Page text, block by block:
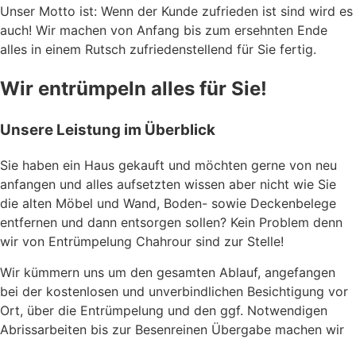
Unser Motto ist: Wenn der Kunde zufrieden ist sind wird es
auch! Wir machen von Anfang bis zum ersehnten Ende
alles in einem Rutsch zufriedenstellend für Sie fertig.
Wir entrümpeln alles für Sie!
Unsere Leistung im Überblick
Sie haben ein Haus gekauft und möchten gerne von neu
anfangen und alles aufsetzten wissen aber nicht wie Sie
die alten Möbel und Wand, Boden- sowie Deckenbelege
entfernen und dann entsorgen sollen? Kein Problem denn
wir von Entrümpelung Chahrour sind zur Stelle!
Wir kümmern uns um den gesamten Ablauf, angefangen
bei der kostenlosen und unverbindlichen Besichtigung vor
Ort, über die Entrümpelung und den ggf. Notwendigen
Abrissarbeiten bis zur Besenreinen Übergabe machen wir